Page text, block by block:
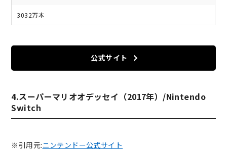
3032万本
公式サイト
4.スーパーマリオオデッセイ（2017年）/Nintendo
Switch
※引用元:ニンテンドー公式サイト